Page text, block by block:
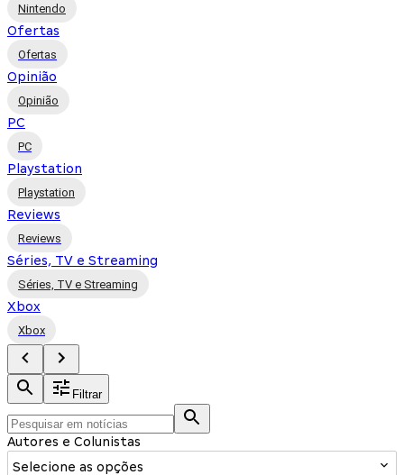
Nintendo
Ofertas
Ofertas
Opinião
Opinião
PC
PC
Playstation
Playstation
Reviews
Reviews
Séries, TV e Streaming
Séries, TV e Streaming
Xbox
Xbox
Filtrar
Autores e Colunistas
Selecione as opções